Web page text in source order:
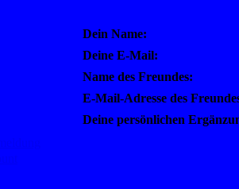
Dein Name:
Deine E-Mail:
Name des Freundes:
E-Mail-Adresse des
Deine persönlichen